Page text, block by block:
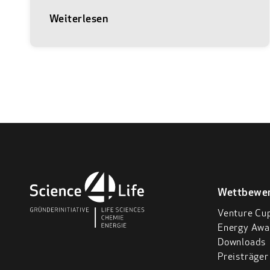
Voltalyon als Siegerteam hervor. Am 22.
Science4Life e.V. Bei der feierlichen
die besten Businesspläne aus den
Branchen Life Sciences und Chemie mit
dem Science4Life Venture Cup sowie das
beste Team aus der Energie-Branche mit
ausgezeichnet. Vor Ort in bester Location
Weiterlesen
Venture
Energy
Downloads
Preisträger